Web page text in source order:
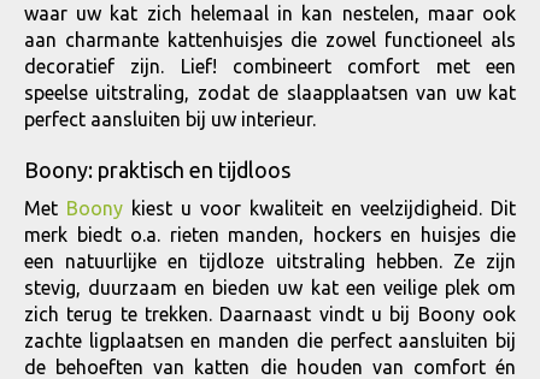
waar uw kat zich helemaal in kan nestelen, maar ook
aan charmante kattenhuisjes die zowel functioneel als
decoratief zijn. Lief! combineert comfort met een
speelse uitstraling, zodat de slaapplaatsen van uw kat
perfect aansluiten bij uw interieur.
Boony: praktisch en tijdloos
Met Boony kiest u voor kwaliteit en veelzijdigheid. Dit
merk biedt o.a. rieten manden, hockers en huisjes die
een natuurlijke en tijdloze uitstraling hebben. Ze zijn
stevig, duurzaam en bieden uw kat een veilige plek om
zich terug te trekken. Daarnaast vindt u bij Boony ook
zachte ligplaatsen en manden die perfect aansluiten bij
de behoeften van katten die houden van comfort én